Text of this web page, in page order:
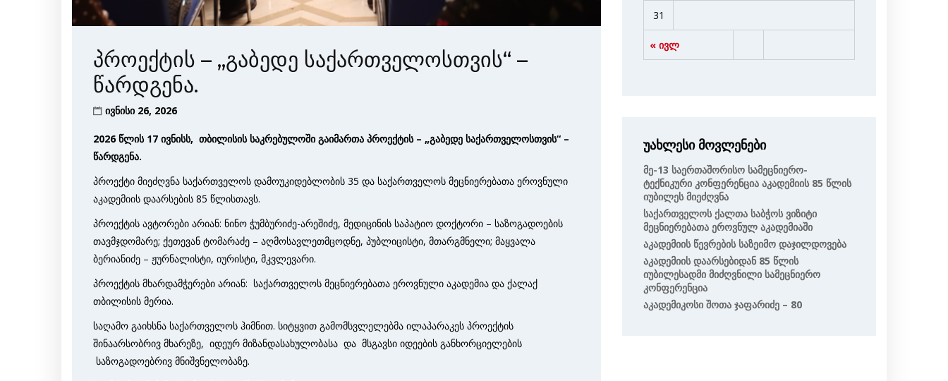
პროექტის – „გაბედე საქართველოსთვის“ –
წარდგენა.
ივნისი 26, 2026
2026 წლის 17 ივნისს, თბილისის საკრებულოში გაიმართა პროექტის – „გაბედე საქართველოსთვის“ –
წარდგენა.
პროექტი მიეძღვნა საქართველოს დამოუკიდებლობის 35 და საქართველოს მეცნიერებათა ეროვნული
აკადემიის დაარსების 85 წლისთავს.
პროექტის ავტორები არიან: ნინო ჭუმბურიძე-არეშიძე, მედიცინის საპატიო დოქტორი – საზოგადოების
თავმჯდომარე; ქეთევან ტომარაძე – აღმოსავლეთმცოდნე, პუბლიცისტი, მთარგმნელი; მაყვალა
ბერიანიძე – ჟურნალისტი, იურისტი, მკვლევარი.
პროექტის მხარდამჭერები არიან: საქართველოს მეცნიერებათა ეროვნული აკადემია და ქალაქ
თბილისის მერია.
საღამო გაიხსნა საქართველოს ჰიმნით. სიტყვით გამომსვლელებმა ილაპარაკეს პროექტის
შინაარსობრივ მხარეზე, იდეურ მიზანდასახულობასა და მსგავსი იდეების განხორციელების
საზოგადოებრივ მნიშვნელობაზე.
« ივლ
31
უახლესი მოვლენები
Მე-13 Საერთაშორისო Სამეცნიერო-
Ტექნიკური Კონფერენცია Აკადემიის 85 Წლის
Იუბილეს Მიეძღვნა
Საქართველოს Ქალთა Საბჭოს Ვიზიტი
Მეცნიერებათა Ეროვნულ Აკადემიაში
Აკადემიის Წევრების Საზეიმო Დაჯილდოვება
Აკადემიის Დაარსებიდან 85 Წლის
Იუბილესადმი Მიძღვნილი Სამეცნიერო
Კონფერენცია
Აკადემიკოსი Შოთა Ჯაფარიძე – 80